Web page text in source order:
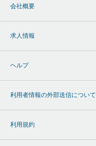
会社概要
求人情報
ヘルプ
利用者情報の外部送信について
利用規約